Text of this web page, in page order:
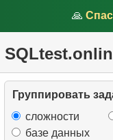
🙏
Группировать
сложности
базе данных
14.Фильмы с
временем
15.Найдите
Фильмы,